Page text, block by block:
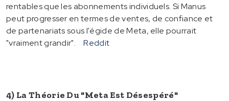
rentables que les abonnements individuels. Si Manus
peut progresser en termes de ventes, de confiance et
de partenariats sous l'égide de Meta, elle pourrait
"vraiment grandir".
Reddit
4) La Théorie Du "Meta Est Désespéré"